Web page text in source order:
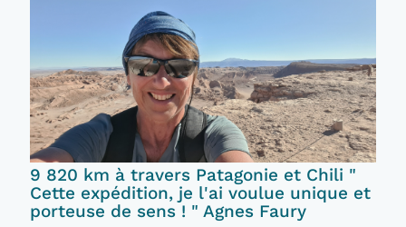
9 820 km à travers Patagonie et Chili "
Cette expédition, je l'ai voulue unique et
porteuse de sens ! " Agnes Faury